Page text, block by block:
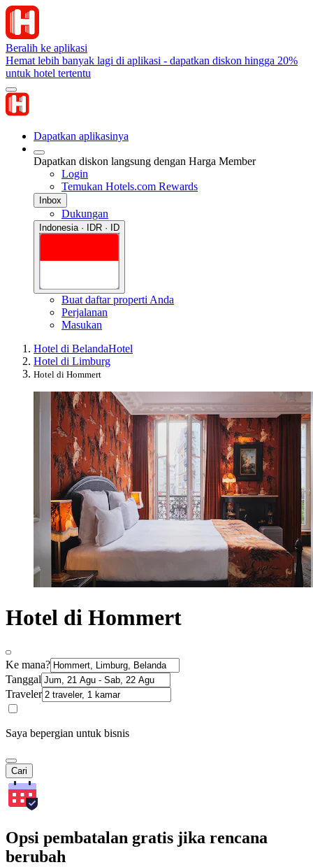
Beralih ke aplikasi
Hemat lebih banyak lagi di aplikasi - dapatkan diskon hingga 20%
untuk hotel tertentu
Dapatkan aplikasinya
Dapatkan diskon langsung dengan Harga Member
Login
Temukan Hotels.com Rewards
Inbox
Dukungan
Indonesia · IDR · ID
Buat daftar properti Anda
Perjalanan
Masukan
Hotel di BelandaHotel
Hotel di Limburg
Hotel di Hommert
Hotel di Hommert
Ke mana?
Tanggal
Traveler
Saya bepergian untuk bisnis
Cari
Opsi pembatalan gratis jika rencana
berubah